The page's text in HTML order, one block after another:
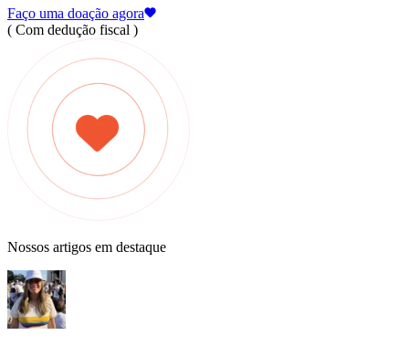
Faço uma doação agora
( Com dedução fiscal )
Nossos artigos em destaque